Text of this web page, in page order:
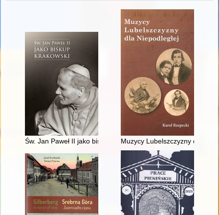
Św. Jan Paweł II jako biskup krakowski : wybrane zagadnienia
Muzycy Lubelszczyzny dla